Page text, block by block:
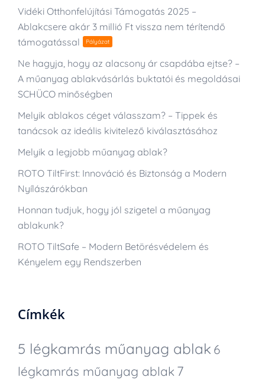
Vidéki Otthonfelújítási Támogatás 2025 –
Ablakcsere akár 3 millió Ft vissza nem térítendő
támogatással
Pályázat
Ne hagyja, hogy az alacsony ár csapdába ejtse? –
A műanyag ablakvásárlás buktatói és megoldásai
SCHÜCO minőségben
Melyik ablakos céget válasszam? – Tippek és
tanácsok az ideális kivitelező kiválasztásához
Melyik a legjobb műanyag ablak?
ROTO TiltFirst: Innováció és Biztonság a Modern
Nyílászárókban
Honnan tudjuk, hogy jól szigetel a műanyag
ablakunk?
ROTO TiltSafe – Modern Betörésvédelem és
Kényelem egy Rendszerben
Címkék
5 légkamrás műanyag ablak 6
légkamrás műanyag ablak 7